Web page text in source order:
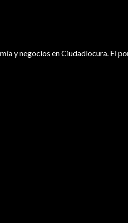
y negocios en Ciudadlocura. El